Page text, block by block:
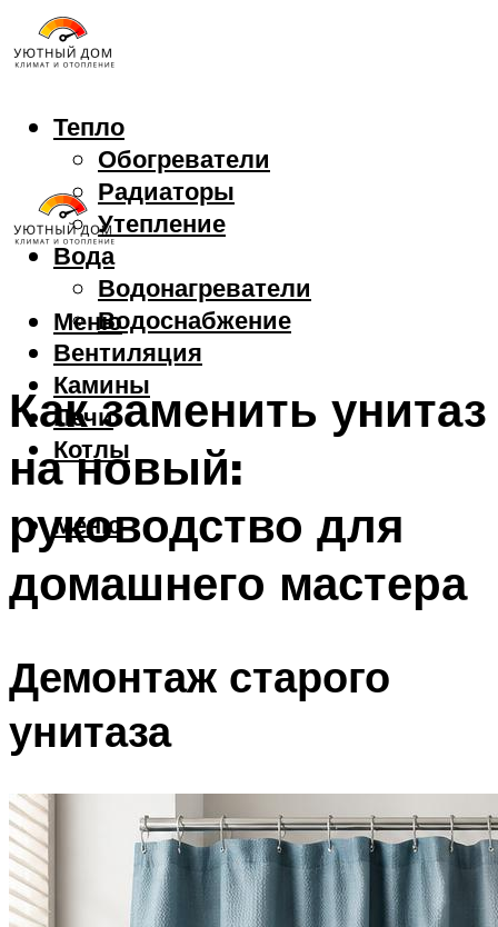
Тепло
Обогреватели
Радиаторы
Утепление
Вода
Водонагреватели
Водоснабжение
Вентиляция
Камины
Печи
Котлы
Меню
Меню
Как заменить унитаз
на новый:
руководство для
домашнего мастера
Демонтаж старого
унитаза